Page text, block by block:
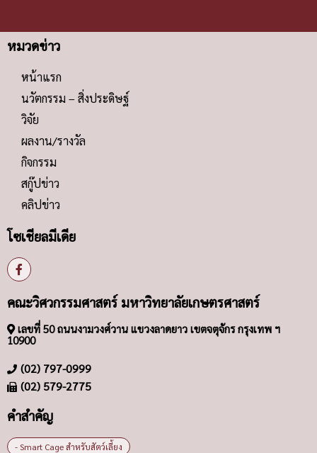
หมวดข่าว
หน้าแรก
นวัตกรรม – สิ่งประดิษฐ์
วิจัย
ผลงาน/รางวัล
กิจกรรม
สกู๊ปข่าว
คลิปข่าว
โซเชียลมีเดีย
คณะวิศวกรรมศาสตร์ มหาวิทยาลัยเกษตรศาสตร์
เลขที่ 50 ถนนงามวงศ์วาน แขวงลาดยาว เขตจตุจักร กรุงเทพ ฯ
10900
(02) 797-0999
(02) 579-2775
คำสำคัญ
- Smart Cage สำหรับสัตว์เลี้ยง